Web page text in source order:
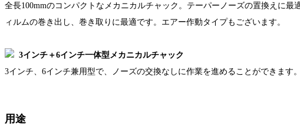
全長100mmのコンパクトなメカニカルチャック。テーパーノーズの置換えに
ィルムの巻き出し、巻き取りに最適です。エアー作動タイプもございます。
3インチ＋6インチ一体型メカニカルチャック
3インチ、6インチ兼用型で、ノーズの交換なしに作業を進めることができま
用途